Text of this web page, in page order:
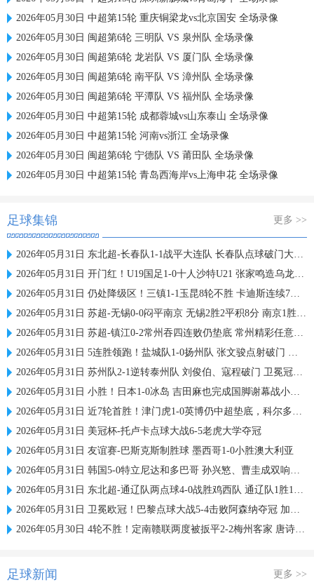
2026年05月30日 中超第15轮 重庆铜梁龙vs北京国安 全场录像
2026年05月30日 闽超第6轮 三明队 VS 泉州队 全场录像
2026年05月30日 闽超第6轮 龙岩队 VS 厦门队 全场录像
2026年05月30日 闽超第6轮 南平队 VS 漳州队 全场录像
2026年05月30日 闽超第6轮 平潭队 VS 福州队 全场录像
2026年05月30日 中超第15轮 成都蓉城vs山东泰山 全场录像
2026年05月30日 中超第15轮 河南vs浙江 全场录像
2026年05月30日 闽超第6轮 宁德队 VS 莆田队 全场录像
2026年05月30日 中超第15轮 青岛西海岸vs上海申花 全场录像
足球集锦 更多 >>
2026年05月31日 东北超-长春队1-1战平大连队 长春队点球破门大连队补射扳平
2026年05月31日 开门红！U19国足1-0十人沙特U21 张家鸣造乌龙下轮战民主刚果U23
2026年05月31日 仍处降级区！三镇1-1玉昆8轮不胜 卡迪斯连续7场破门黄紫昌扳平
2026年05月31日 苏超-无锡0-0闷平南京 无锡2胜2平积8分 南京1胜2平1负积5分
2026年05月31日 苏超-镇江0-2常州吞四连败仍垫底 常州精彩任意球配合李霄鹏破门
2026年05月31日 5连胜领跑！盐城队1-0扬州队 张文骏点射破门 扬州队5场仅1胜
2026年05月31日 苏州队2-1逆转泰州队 刘俊伯、寇程破门 卫冕冠军新赛季1胜3负
2026年05月31日 小胜！日本1-0冰岛 吉田麻也完成国脚谢幕战小川航基替补头球绝杀
2026年05月31日 近7轮首胜！津门虎1-0英博仍中超垫底，科尔多瓦处子球制胜
2026年05月31日 美冠杯-托卢卡点球大战6-5老虎大学夺冠
2026年05月31日 友谊赛-巴斯克斯制胜球 墨西哥1-0小胜澳大利亚
2026年05月31日 韩国5-0特立尼达和多巴哥 孙兴慜、曹圭成双响曹侑珉、裴峻浩伤退
2026年05月31日 东北超-通辽队两点球4-0战胜鸡西队 通辽队1胜1平鸡西队遭遇2连败
2026年05月31日 卫冕欧冠！巴黎点球大战5-4击败阿森纳夺冠 加布里埃尔、埃泽失点
2026年05月30日 4轮不胜！定南赣联两度被扳平2-2梅州客家 唐诗世界波冯刚破门
足球新闻 更多 >>